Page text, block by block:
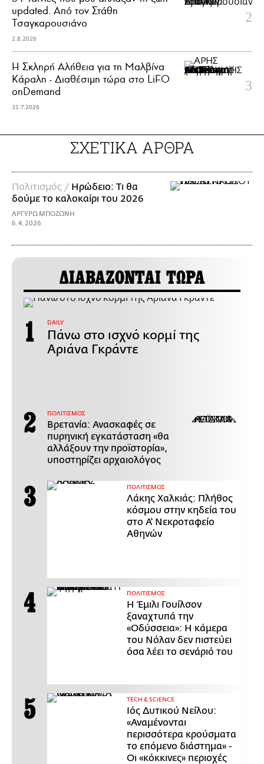
updated. Aπό τον Στάθη
Τσαγκαρουσιάνο
2.8.2026
Η Σκληρή Αλήθεια για τη Μαλβίνα
Κάραλη - Διαθέσιμη τώρα στo LiFO
onDemand
31.7.2026
ΣΧΕΤΙΚΑ ΑΡΘΡΑ
Πολιτισμός / Ηρώδειο: Τι θα
δούμε το καλοκαίρι του 2026
ΑΡΓΥΡΩ ΜΠΟΖΩΝΗ
6.4.2026
ΔΙΑΒΑΖΟΝΤΑΙ ΤΩΡΑ
DAILY
Πάνω στο ισχνό κορμί της
Αριάνα Γκράντε
ΠΟΛΙΤΙΣΜΟΣ
Βρετανία: Ανασκαφές σε
πυρηνική εγκατάσταση «θα
αλλάξουν την προϊστορία»,
υποστηρίζει αρχαιολόγος
ΠΟΛΙΤΙΣΜΟΣ
Λάκης Χαλκιάς: Πλήθος
κόσμου στην κηδεία του
στο Α' Νεκροταφείο
Αθηνών
ΠΟΛΙΤΙΣΜΟΣ
Η Έμιλι Γουίλσον
ξαναχτυπά την
«Οδύσσεια»: Η κάμερα
του Νόλαν δεν πιστεύει
όσα λέει το σενάριό του
ΤECH & SCIENCE
Ιός Δυτικού Νείλου:
«Αναμένονται
περισσότερα κρούσματα
το επόμενο διάστημα» -
Οι «κόκκινες» περιοχές